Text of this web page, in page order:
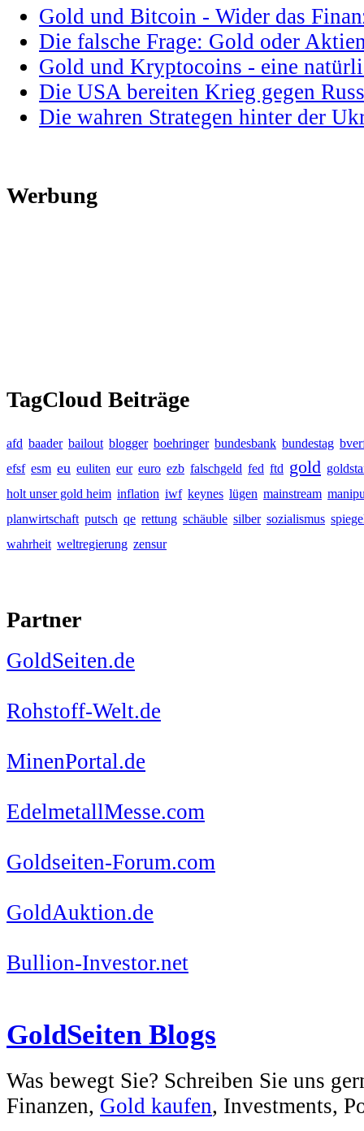
Gold und Bitcoin - Wider das
Die falsche Frage: Gold oder
Gold und Kryptocoins - eine
Die USA bereiten Krieg gegen
Die wahren Strategen hinter der
Werbung
TagCloud Beiträge
afd baader bailout blogger boehringer bundesbank bundestag
efsf esm eu euliten eur euro ezb falschgeld fed ftd gold
holt unser gold heim inflation iwf keynes lügen mainstream
planwirtschaft putsch qe rettung schäuble silber sozialismus
wahrheit weltregierung zensur
Partner
GoldSeiten.de
Rohstoff-Welt.de
MinenPortal.de
EdelmetallMesse.com
Goldseiten-Forum.com
GoldAuktion.de
Bullion-Investor.net
GoldSeiten Blogs
Was bewegt Sie? Schreiben Sie uns
Finanzen, Gold kaufen, Investments,